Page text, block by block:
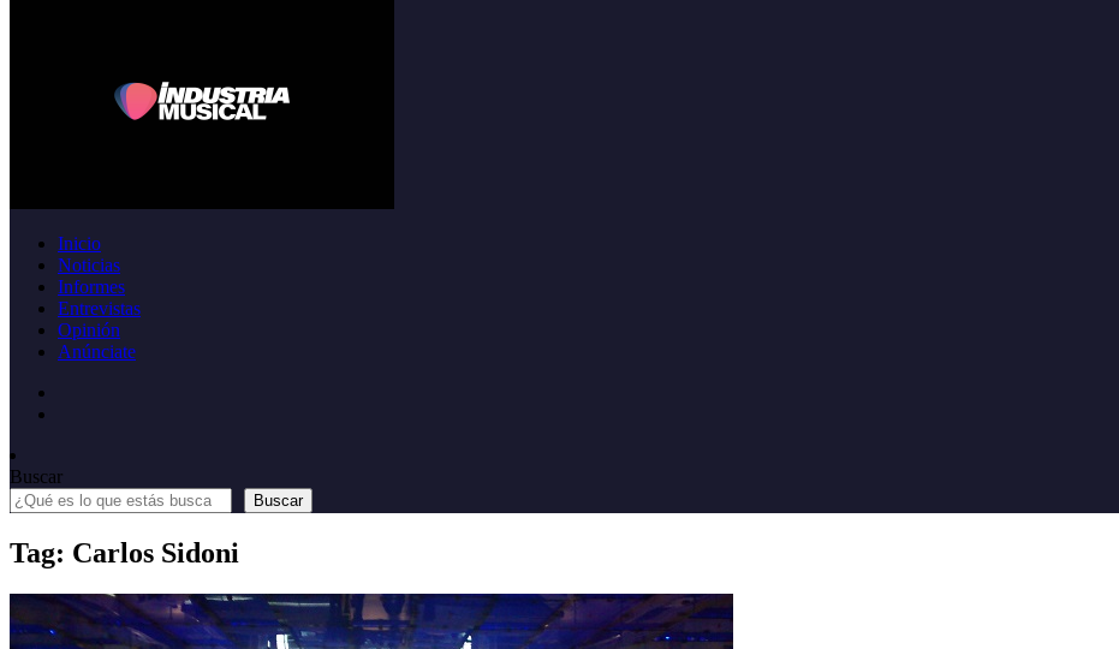
Inicio
Noticias
Informes
Entrevistas
Opinión
Anúnciate
Buscar
Buscar
Tag: Carlos Sidoni